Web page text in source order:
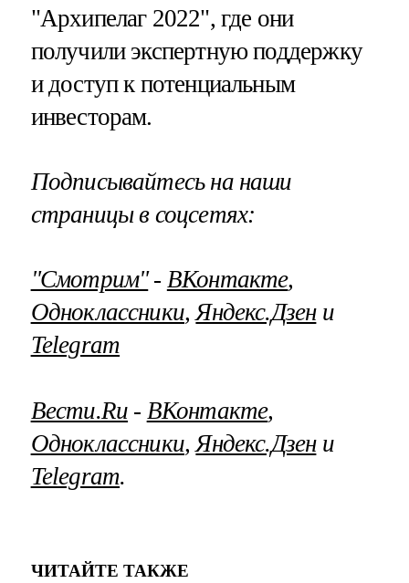
"Архипелаг 2022", где они
получили экспертную поддержку
и доступ к потенциальным
инвесторам.
Подписывайтесь на наши
страницы в соцсетях:
"Смотрим"‐ ВКонтакте,
Одноклассники,Яндекс.Дзени
Telegram
Вести.Ru ‐ ВКонтакте,
Одноклассники, Яндекс.Дзени
Telegram.
ЧИТАЙТЕ ТАКЖЕ